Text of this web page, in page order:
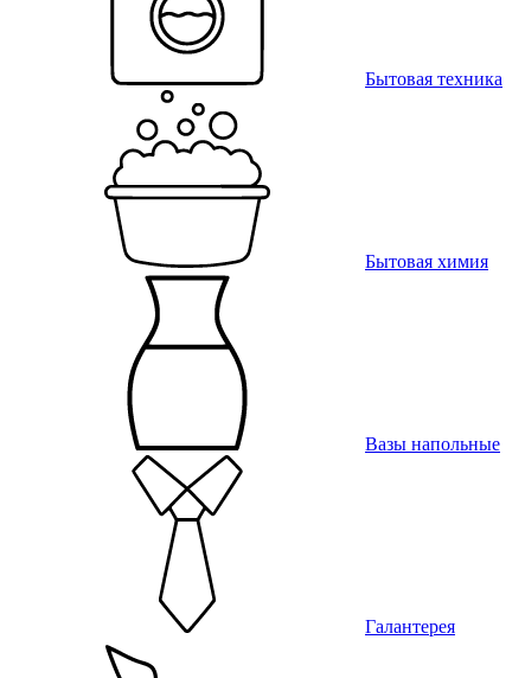
Бытовая техника
Бытовая химия
Вазы напольные
Галантерея